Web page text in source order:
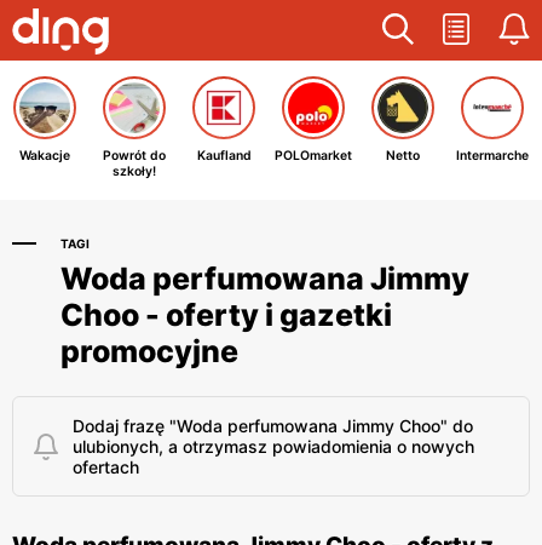
Wakacje
Powrót do
szkoły!
Kaufland POLOmarket Netto Intermarche
TAGI
Woda perfumowana Jimmy
Choo - oferty i gazetki
promocyjne
Dodaj frazę "Woda perfumowana Jimmy Choo" do
ulubionych, a otrzymasz powiadomienia o nowych
ofertach